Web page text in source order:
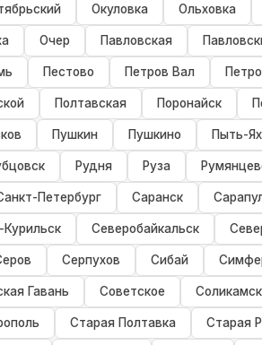
Окуловка Ольховка
Очер Павловская
Пестово Петров Вал
Полтавская Поронайск
Пушкин Пушкино Пыть-Ях
Рудня Руза
Петербург Саранск
Северобайкальск
Серпухов Сибай
Гавань Советское Соликамск
Старая Полтавка Старая